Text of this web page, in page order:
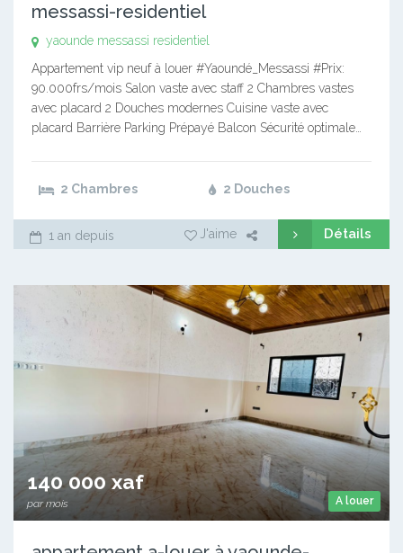
messassi-residentiel
yaounde messassi residentiel
Appartement vip neuf à louer #Yaoundé_Messassi #Prix:
90.000frs/mois Salon vaste avec staff 2 Chambres vastes
avec placard 2 Douches modernes Cuisine vaste avec
placard Barrière Parking Prépayé Balcon Sécurité optimale…
2 Chambres 2 Douches
1 an depuis J'aime Détails
A louer
140 000 xaf
par mois